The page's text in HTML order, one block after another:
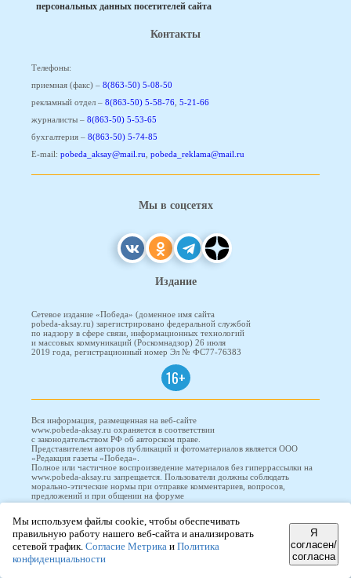
персональных данных посетителей сайта
Контакты
Телефоны:
приемная (факс) – 8(863-50) 5-08-50
рекламный отдел – 8(863-50) 5-58-76 5-21-66
журналисты – 8(863-50) 5-53-65
бухгалтерия – 8(863-50) 5-74-85
E-mail: pobeda_aksay@mail.ru pobeda_reklama@mail.ru
Мы в соцсетях
Издание
Сетевое издание «Победа» (доменное имя сайта
pobeda-aksay.ru) зарегистрировано федеральной службой
по надзору в сфере связи, информационных технологий
и массовых коммуникаций (Роскомнадзор) 26 июля
2019 года, регистрационный номер Эл № ФС77-76383
16+
Вся информация, размещенная на веб-сайте
www.pobeda-aksay.ru охраняется в соответствии
с законодательством РФ об авторском праве.
Представителем авторов публикаций и фотоматериалов является ООО
«Редакция газеты «Победа».
Полное или частичное воспроизведение материалов без гиперрассылки на
www.pobeda-aksay.ru запрещается. Пользователи должны соблюдать
морально-этические нормы при отправке комментариев, вопросов,
предложений и при общении на форуме
ПОБЕДА © 2010-2026
Мы используем файлы cookie, чтобы обеспечивать
правильную работу нашего веб-сайта и анализировать
сетевой трафик. Согласие Метрика и Политика
конфиденциальности
Я
согласен/
согласна